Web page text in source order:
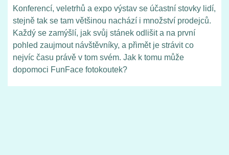
Konferencí, veletrhů a expo výstav se účastní stovky lidí,
stejně tak se tam většinou nachází i množství prodejců.
Každý se zamýšlí, jak svůj stánek odlišit a na první
pohled zaujmout návštěvníky, a přimět je strávit co
nejvíc času právě v tom svém. Jak k tomu může
dopomoci FunFace fotokoutek?